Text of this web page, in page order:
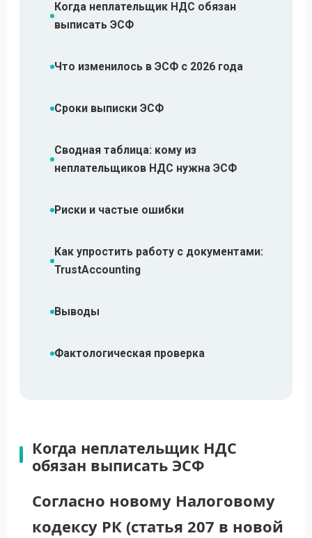
Когда неплательщик НДС обязан
выписать ЭСФ
Что изменилось в ЭСФ с 2026 года
Сроки выписки ЭСФ
Сводная таблица: кому из
неплательщиков НДС нужна ЭСФ
Риски и частые ошибки
Как упростить работу с документами:
TrustAccounting
Выводы
Фактологическая проверка
Когда неплательщик НДС
обязан выписать ЭСФ
Согласно новому Налоговому
кодексу РК (статья 207 в новой